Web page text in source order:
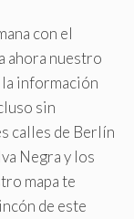
con el
ahora nuestro
información
sin
calles de Berlín
Negra y los
mapa te
de este